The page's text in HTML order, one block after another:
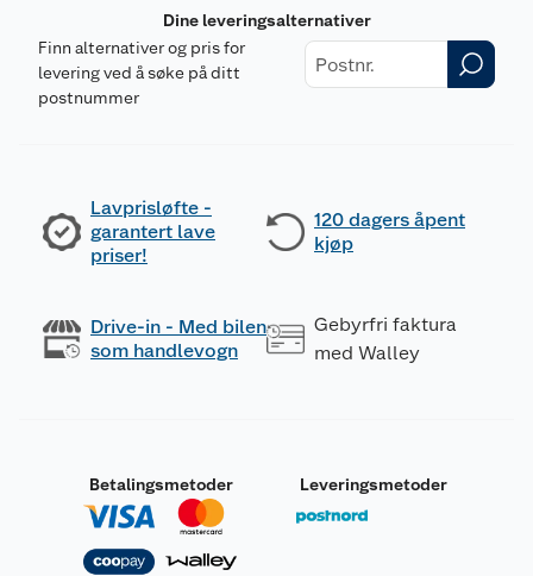
Dine leveringsalternativer
Finn alternativer og pris for
levering ved å søke på ditt
postnummer
Lavprisløfte -
garantert lave
priser!
120 dagers åpent
kjøp
Drive-in - Med bilen
som handlevogn
Gebyrfri faktura
med Walley
Betalingsmetoder Leveringsmetoder